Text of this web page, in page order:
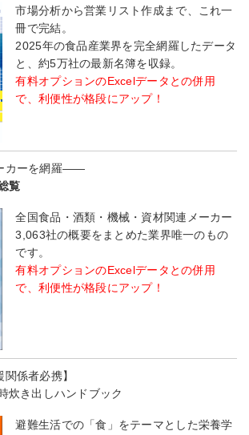
市場分析から営業リスト作成まで、これ一
冊で完結。
2025年の食品産業界を完全網羅したデータ
と、約5万社の最新名簿を収録。
有料オプションのExcelデータとの併用
で、利便性が格段にアップ！
カーを網羅――
覧
全国食品・酒類・機械・資材関連メーカー
3,063社の概要をまとめた業界唯一のもの
です。
有料オプションのExcelデータとの併用
で、利便性が格段にアップ！
関係者必携】
炊き出しハンドブック
避難生活での「食」をテーマとした栄養学